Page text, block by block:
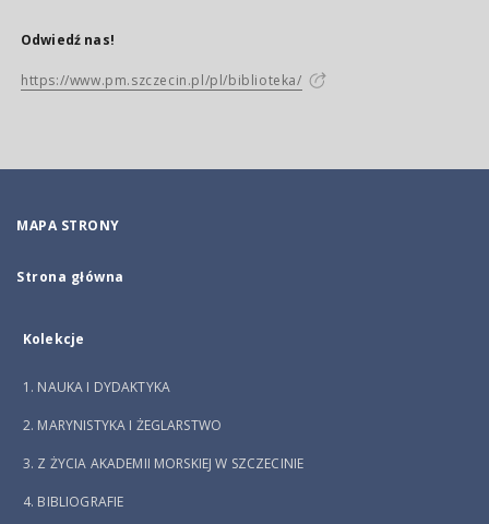
Odwiedź nas!
https://www.pm.szczecin.pl/pl/biblioteka/
MAPA STRONY
Strona główna
Kolekcje
1. NAUKA I DYDAKTYKA
2. MARYNISTYKA I ŻEGLARSTWO
3. Z ŻYCIA AKADEMII MORSKIEJ W SZCZECINIE
4. BIBLIOGRAFIE